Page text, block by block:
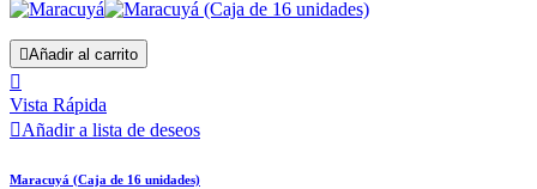
Añadir al carrito

Vista Rápida
Añadir a lista de deseos
Maracuyá (Caja de 16 unidades)